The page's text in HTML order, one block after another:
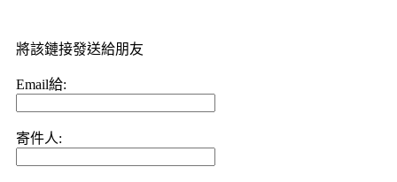
將該鏈接發送給朋友
Email給:
寄件人: